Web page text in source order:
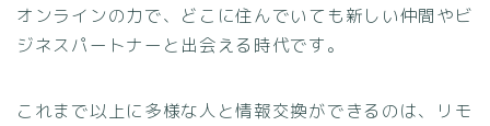
オンラインの力で、どこに住んでいても新しい仲間やビ
ジネスパートナーと出会える時代です。
これまで以上に多様な人と情報交換ができるのは、リモ